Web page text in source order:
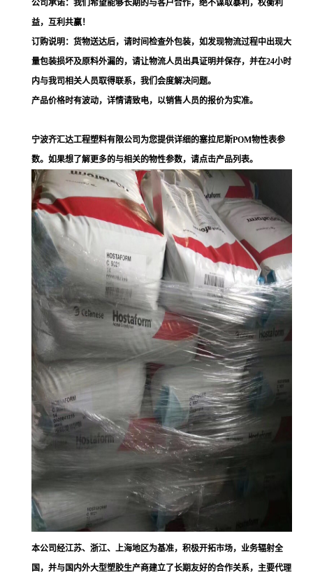
公司承诺：我们希望能够长期的与客户合作，绝不谋取暴利，权衡利
益，互利共赢！
订购说明：货物送达后，请时间检查外包装，如发现物流过程中出现大
量包装损坏及原料外漏的，请让物流人员出具证明并保存，并在24小时
内与我司相关人员取得联系，我们会度解决问题。
产品价格时有波动，详情请致电，以销售人员的报价为实准。
宁波齐汇达工程塑料有限公司为您提供详细的塞拉尼斯POM物性表参
数。如果想了解更多的与相关的物性参数，请点击产品列表。
本公司经江苏、浙江、上海地区为基准，积极开拓市场，业务辐射全
国，并与国内外大型塑胶生产商建立了长期友好的合作关系，主要代理